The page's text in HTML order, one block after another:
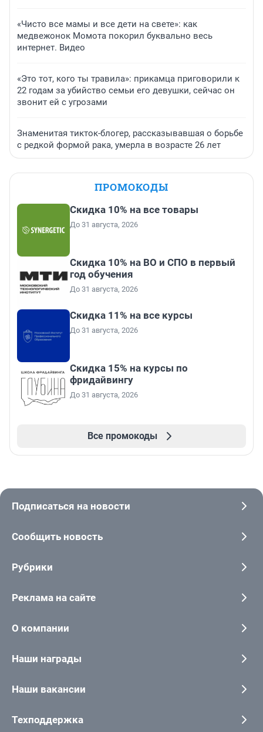
«Чисто все мамы и все дети на свете»: как
медвежонок Момота покорил буквально весь
интернет. Видео
«Это тот, кого ты травила»: прикамца приговорили к
22 годам за убийство семьи его девушки, сейчас он
звонит ей с угрозами
Знаменитая тикток-блогер, рассказывавшая о борьбе
с редкой формой рака, умерла в возрасте 26 лет
ПРОМОКОДЫ
Скидка 10% на все товары
До 31 августа, 2026
Скидка 10% на ВО и СПО в первый
год обучения
До 31 августа, 2026
Скидка 11% на все курсы
До 31 августа, 2026
Скидка 15% на курсы по
фридайвингу
До 31 августа, 2026
Все промокоды
Подписаться на новости
Сообщить новость
Рубрики
Реклама на сайте
О компании
Наши награды
Наши вакансии
Техподдержка